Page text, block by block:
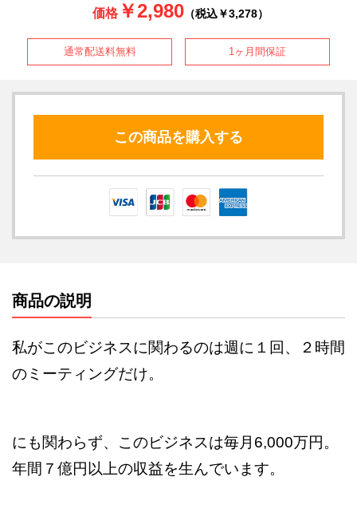
価格 ￥2,980 （税込￥3,278）
通常配送料無料 1ヶ月間保証
この商品を購入する
商品の説明
私がこのビジネスに関わるのは週に１回、２時間
のミーティングだけ。
にも関わらず、このビジネスは毎月6,000万円。
年間７億円以上の収益を生んでいます。